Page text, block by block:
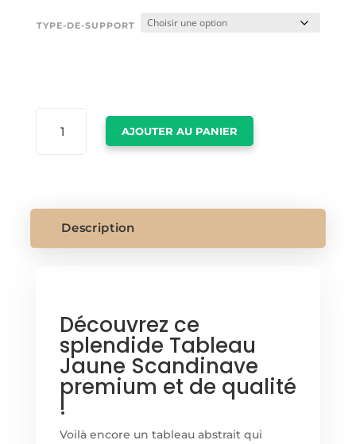
TYPE-DE-SUPPORT
AJOUTER AU PANIER
Description
Découvrez ce
splendide Tableau
Jaune Scandinave
premium et de qualité
!
Voilà encore un tableau abstrait qui